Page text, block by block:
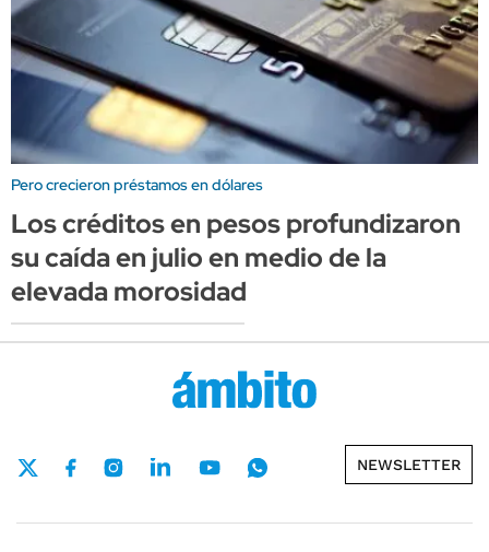
Pero crecieron préstamos en dólares
Los créditos en pesos profundizaron
su caída en julio en medio de la
elevada morosidad
NEWSLETTER